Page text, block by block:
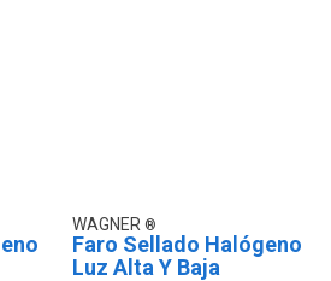
WAGNER
Faro Sellado Halógeno
Luz Alta Y Baja